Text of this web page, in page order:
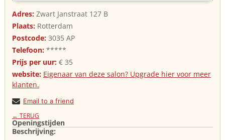
Adres: Zwart Janstraat 127 B
Plaats: Rotterdam
Postcode: 3035 AP
Telefoon: *****
Prijs per uur: € 35
website: Eigenaar van deze salon? Upgrade hier voor meer
klanten.
Email to a friend
← TERUG
Openingstijden
Beschrijving: